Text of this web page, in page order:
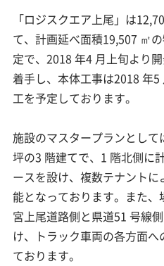
「ロジスクエア上尾」は
て、計画延べ面積19,507 ㎡
定で、2018 年4 月上旬より
着手し、本体工事は2018 年
工を予定しております。
施設のマスタープランとし
坪の3 階建てで、1 階北側に
ースを設け、複数テナント
能となっております。また
宮上尾道路側と県道51 号線
け、トラック車両の各方面
ております。